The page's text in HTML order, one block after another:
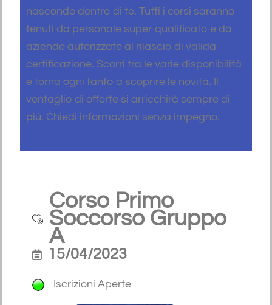
nasconde dentro di te. Tutti i corsi saranno
tenuti da personale super-qualificato e da
aziende autorizzate al rilascio di valida
certificazione. Scorri tra le varie disponibilità
e torna ogni tanto a scoprire le novità. Il
ventaglio di offerte si arricchirà sempre di
più. Chiedi informazioni senza impegno.
Corso Primo
Soccorso Gruppo
A
15/04/2023
Iscrizioni Aperte